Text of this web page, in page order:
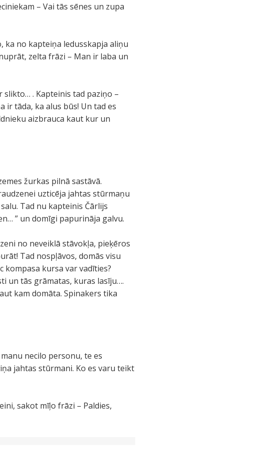
– Vai tās sēnes un zupa
ka no kapteiņa ledusskapja aliņu
zelta frāzi – Man ir laba un
slikto… . Kapteinis tad paziņo –
ir tāda, ka alus būs! Un tad es
aizbrauca kaut kur un
žurkas pilnā sastāvā.
uzticēja jahtas stūrmaņu
Tad nu kapteinis Čārlijs
” un domīgi papurināja galvu.
no neveiklā stāvokļa, pieķēros
Tad nospļāvos, domās visu
kursa var vadīties?
un tās grāmatas, kuras lasīju….
kam domāta. Spinakers tika
necilo personu, te es
jahtas stūrmani. Ko es varu teikt
sakot mīļo frāzi – Paldies,